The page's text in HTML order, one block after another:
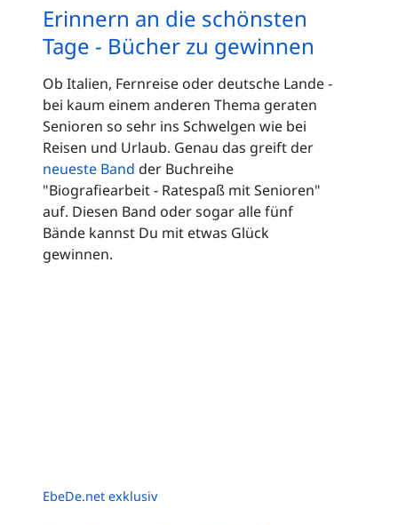
Erinnern an die schönsten
Tage - Bücher zu gewinnen
Ob Italien, Fernreise oder deutsche Lande -
bei kaum einem anderen Thema geraten
Senioren so sehr ins Schwelgen wie bei
Reisen und Urlaub. Genau das greift der
neueste Band der Buchreihe
"Biografiearbeit - Ratespaß mit Senioren"
auf. Diesen Band oder sogar alle fünf
Bände kannst Du mit etwas Glück
gewinnen.
EbeDe.net exklusiv